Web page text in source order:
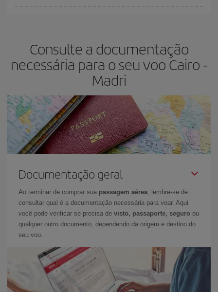
passagens aéreas, mais baratas elas serão. Além disso, se você
pesquisar os voos com as datas e horários da viagem um pouco
em aberto, poderá escolher o preço mais barato.
Consulte a documentação
necessária para o seu voo Cairo -
Madri
Documentação geral
Ao terminar de comprar sua passagem aérea, lembre-se de
consultar qual é a documentação necessária para voar. Aqui
você pode verificar se precisa de visto, passaporte, seguro ou
qualquer outro documento, dependendo da origem e destino do
seu voo.